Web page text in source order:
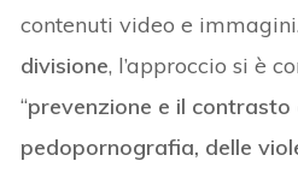
contenuti video e
divisione, l’approccio si è
“prevenzione e il contrasto
pedopornografia, delle